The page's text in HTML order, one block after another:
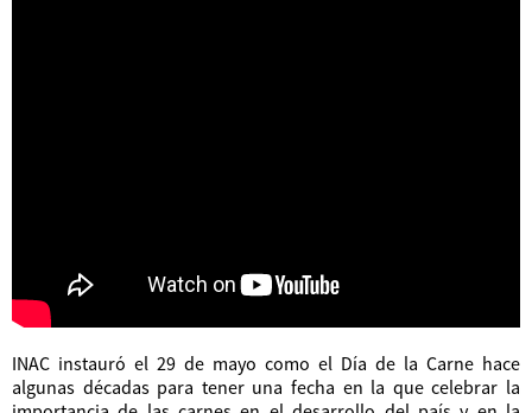
INAC instauró el 29 de mayo como el Día de la Carne hace
algunas décadas para tener una fecha en la que celebrar la